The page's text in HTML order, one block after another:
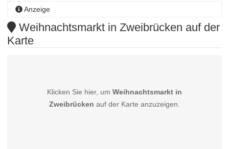
Anzeige
Weihnachtsmarkt in Zweibrücken auf der
Karte
Klicken Sie hier, um Weihnachtsmarkt in
Zweibrücken auf der Karte anzuzeigen.